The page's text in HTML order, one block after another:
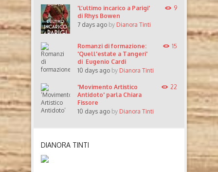
'L’ultimo incarico a Parigi'
di Rhys Bowen
7 days ago by Dianora Tinti
9
Romanzi di formazione:
'Quell'estate a Tangeri'
di Eugenio Cardi
10 days ago by Dianora Tinti
15
'Movimento Artistico
Antidoto' parla Chiara
Fissore
10 days ago by Dianora Tinti
22
DIANORA TINTI